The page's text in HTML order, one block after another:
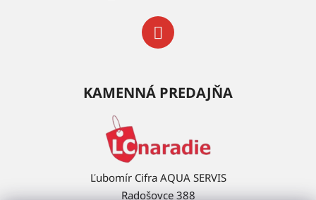
KAMENNÁ PREDAJŇA
Ľubomír Cifra AQUA SERVIS
Radošovce 388